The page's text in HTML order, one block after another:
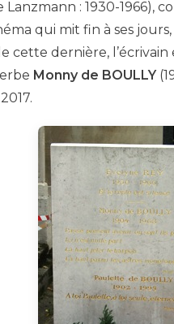
Lanzmann : 1930-1966),
qui mit fin à ses
cette dernière,
Monny de BOULLY